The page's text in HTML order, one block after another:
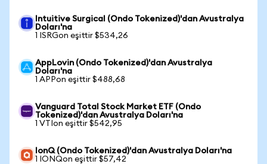
Intuitive Surgical (Ondo Tokenized)'dan Avustralya
Doları'na
1 ISRGon eşittir $534,26
AppLovin (Ondo Tokenized)'dan Avustralya
Doları'na
1 APPon eşittir $488,68
Vanguard Total Stock Market ETF (Ondo
Tokenized)'dan Avustralya Doları'na
1 VTIon eşittir $542,95
IonQ (Ondo Tokenized)'dan Avustralya Doları'na
1 IONQon eşittir $57,42